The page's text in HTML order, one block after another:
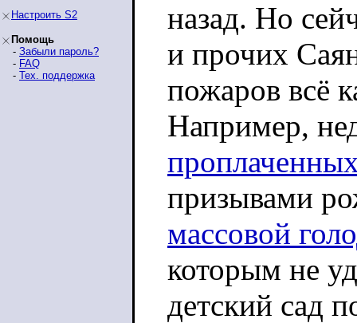
Настроить S2
Помощь
- Забыли пароль?
- FAQ
- Тех. поддержка
назад. Но
и прочих
пожаров всё
Например,
призывами
массовой
которым не
детский сад